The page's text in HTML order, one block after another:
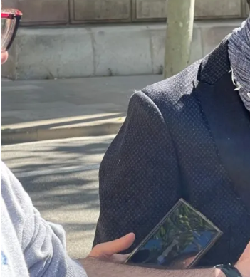
Jair Domínguez, atenent els mitjans de